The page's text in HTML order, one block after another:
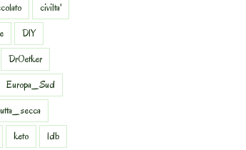
civilta'
DIY
DrOetker
Europa_Sud
keto
ldb